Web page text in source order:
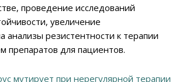
проведение исследований
увеличение
анализы резистентности к терапии
препаратов для пациентов.